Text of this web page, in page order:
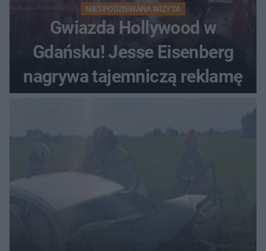
NIESPODZIEWANA WIZYTA
Gwiazda Hollywood w
Gdańsku! Jesse Eisenberg
nagrywa tajemniczą reklamę